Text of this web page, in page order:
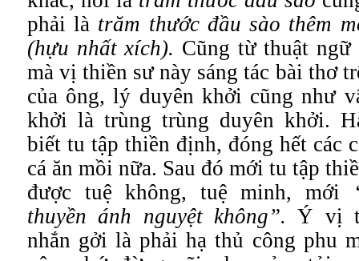
phải là trăm thước đầu sào thêm
(hựu nhất xích). Cũng từ thuật ngữ
mà vị thiền sư này sáng tác bài thơ
của ông, lý duyên khởi cũng như
khởi là trùng trùng duyên khởi.
biết tu tập thiền định, đóng hết các
cá ăn mồi nữa. Sau đó mới tu tập
được tuệ không, tuệ minh, mới
thuyền ánh nguyệt không”. Ý vị
nhắn gởi là phải hạ thủ công phu